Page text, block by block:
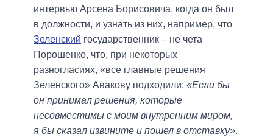
интервью Арсена Борисовича, когда он был
в должности, и узнать из них, например, что
Зеленский государственник – не чета
Порошенко, что, при некоторых
разногласиях, «все главные решения
Зеленского» Авакову подходили: «Если бы
он принимал решения, которые
несовместимы с моим внутренним миром,
я бы сказал извините и пошел в отставку».